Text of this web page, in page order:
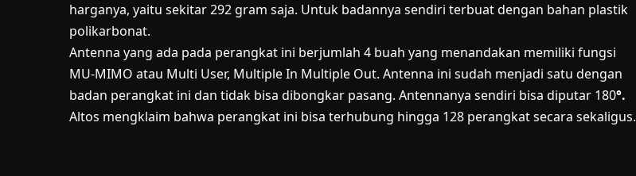
harganya, yaitu sekitar 292 gram saja. Untuk badannya sendiri terbuat dengan bahan plastik
polikarbonat.
Antenna yang ada pada perangkat ini berjumlah 4 buah yang menandakan memiliki fungsi
MU-MIMO atau Multi User, Multiple In Multiple Out. Antenna ini sudah menjadi satu dengan
badan perangkat ini dan tidak bisa dibongkar pasang. Antennanya sendiri bisa diputar 180°.
Altos mengklaim bahwa perangkat ini bisa terhubung hingga 128 perangkat secara sekaligus.